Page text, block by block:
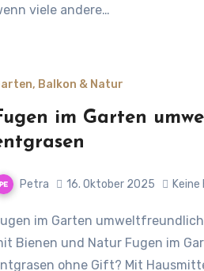
viele andere…
Balkon & Natur
im Garten
Petra 16. Oktober 2025
Bienen und Natur Fugen im
ohne Gift? Mit